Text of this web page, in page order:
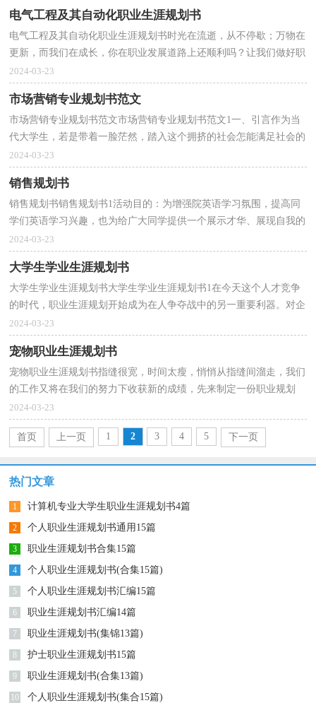
电气工程及其自动化职业生涯规划书
电气工程及其自动化职业生涯规划书时光在流逝，从不停歇；万物在
更新，而我们在成长，你在职业发展道路上还顺利吗？让我们做好职
业规划，在今后的工作中奋勇争先吧。我们该怎么去写职业...
2024-03-23
市场营销专业规划书范文
市场营销专业规划书范文市场营销专业规划书范文1一、引言作为当
代大学生，若是带着一脸茫然，踏入这个拥挤的社会怎能满足社会的
需要，使自己占有一席之地？在这个机遇与挑战并存的...
2024-03-23
销售规划书
销售规划书销售规划书1活动目的：为增强院英语学习氛围，提高同
学们英语学习兴趣，也为给广大同学提供一个展示才华、展现自我的
平台，拟于明年三月份举办职医第四届英语演讲比赛。...
2024-03-23
大学生学业生涯规划书
大学生学业生涯规划书大学生学业生涯规划书1在今天这个人才竞争
的时代，职业生涯规划开始成为在人争夺战中的另一重要利器。对企
业而言，如何体现公司“以人为本” 的人才理念，关...
2024-03-23
宠物职业生涯规划书
宠物职业生涯规划书指缝很宽，时间太瘦，悄悄从指缝间溜走，我们
的工作又将在我们的努力下收获新的成绩，先来制定一份职业规划
吧。那么一份好的职业规划是怎么样的呢？下面是小编收集...
2024-03-23
首页 上一页 1 2 3 4 5
下一页
热门文章
1 计算机专业大学生职业生涯规划书4篇
2 个人职业生涯规划书通用15篇
3 职业生涯规划书合集15篇
4 个人职业生涯规划书(合集15篇)
5 个人职业生涯规划书汇编15篇
6 职业生涯规划书汇编14篇
7 职业生涯规划书(集锦13篇)
8 护士职业生涯规划书15篇
9 职业生涯规划书(合集13篇)
10 个人职业生涯规划书(集合15篇)